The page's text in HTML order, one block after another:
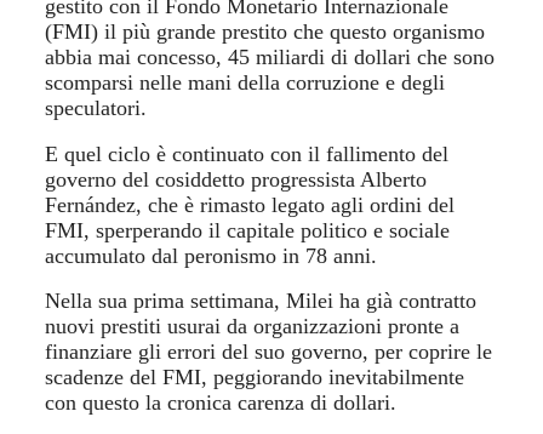
gestito con il Fondo Monetario Internazionale
(FMI) il più grande prestito che questo organismo
abbia mai concesso, 45 miliardi di dollari che sono
scomparsi nelle mani della corruzione e degli
speculatori.
E quel ciclo è continuato con il fallimento del
governo del cosiddetto progressista Alberto
Fernández, che è rimasto legato agli ordini del
FMI, sperperando il capitale politico e sociale
accumulato dal peronismo in 78 anni.
Nella sua prima settimana, Milei ha già contratto
nuovi prestiti usurai da organizzazioni pronte a
finanziare gli errori del suo governo, per coprire le
scadenze del FMI, peggiorando inevitabilmente
con questo la cronica carenza di dollari.